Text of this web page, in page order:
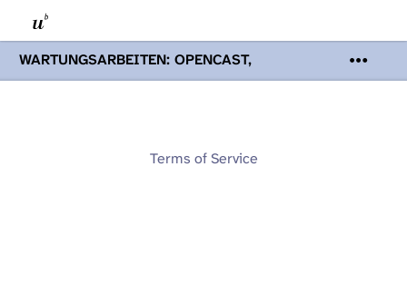
WARTUNGSARBEITEN: OPENCAST,
PODCASTS & TOBIRA
Mi 19. August
Opencast-Videos und Tobira nicht zur
Terms of Service